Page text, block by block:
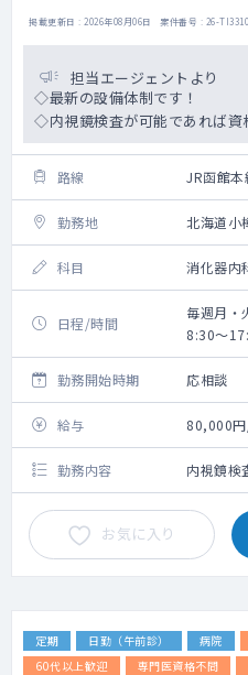
掲載更新日 : 2026年08月06日 案件番号 : 26-
担当エージェントより
◇最新の設備体制です！
◇内視鏡検査が可能であれば資
路線 JR函館本
勤務地 北海道小
科目 消化器内
日程/時間
毎週月・
8:30～
勤務開始時期 応相談
給与 80,000円
勤務内容 内視鏡検
お気に入り
定期 日勤（午前診） 病院
60代以上歓迎
専門医資格不問